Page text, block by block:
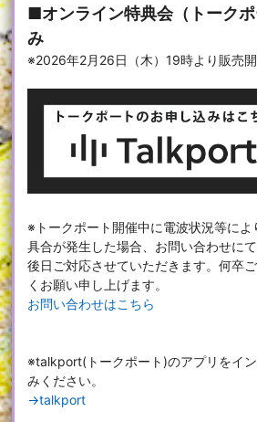
■オンライン特典会（トーク
み
※2026年2月26日（木）19時より販売
※トークポート開催中に電波状況等によ
具合が発生した場合、お問い合わせにて
後日ご対応させていただきます。何卒
くお願い申し上げます。
お問い合わせはこちら
※talkport(トークポート)のアプリをイ
みください。
→talkport